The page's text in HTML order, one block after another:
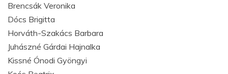
Brencsák Veronika
Dócs Brigitta
Horváth-Szakács Barbara
Juhászné Gárdai Hajnalka
Kissné Ónodi Gyöngyi